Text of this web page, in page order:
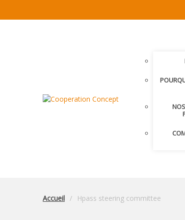
NOS
Accueil Hpass steering committee